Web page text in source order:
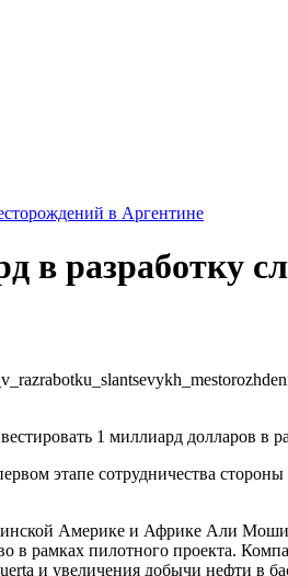
в Аргентине
в разработку
1 миллиард долларов в
этапе сотрудничества
Америке и Африке Али
в рамках пилотного проекта.
и увеличения добычи нефти в